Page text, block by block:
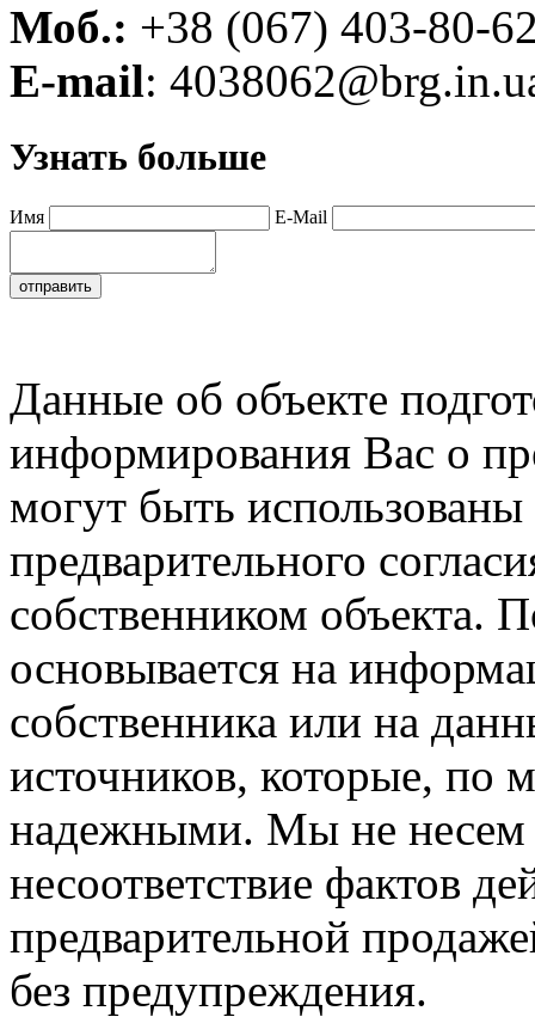
Моб.: +38 (067) 403-80-
E-mail:
Узнать больше
Имя E-Mail
Данные об объекте
информирования Вас о
могут быть
предварительного
собственником объекта.
основывается на
собственника или на
источников, которые, по
надежными. Мы не несем
несоответствие фактов
предварительной
без предупреждения.